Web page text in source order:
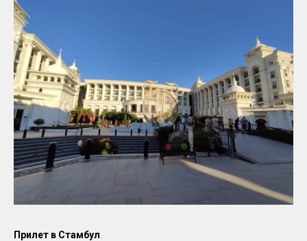
Прилет в Стамбул